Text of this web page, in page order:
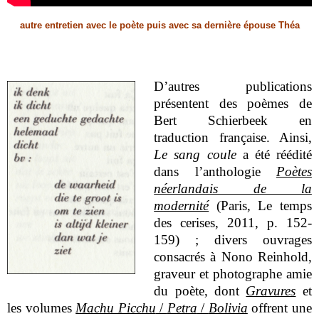
autre entretien avec le poète puis avec sa dernière épouse Théa
D’autres publications
présentent des poèmes de
Bert Schierbeek en
traduction française. Ainsi,
Le sang coulea été réédité
dans l’anthologie Poètes
néerlandais de la
modernité(Paris, Le temps
des cerises, 2011, p. 152-
159) ; divers ouvrages
consacrés à Nono Reinhold,
graveur et photographe amie
du poète, dont Gravures et
les volumes Machu Picchu / Petra / Bolivia offrent une